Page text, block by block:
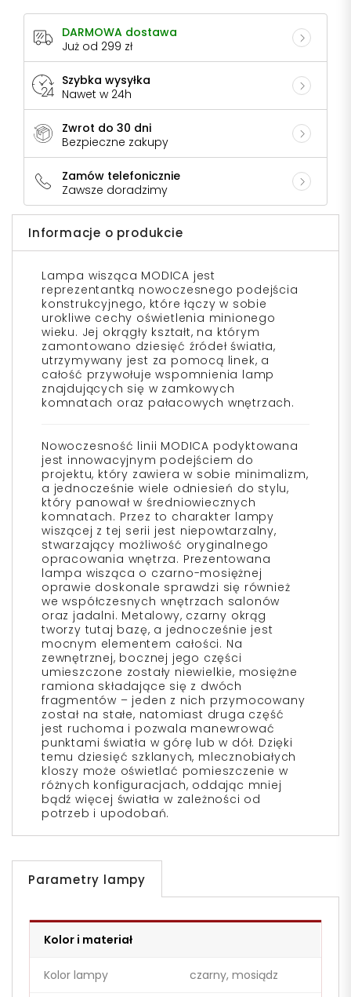
DARMOWA dostawa
Już od 299 zł
Szybka wysyłka
Nawet w 24h
Zwrot do 30 dni
Bezpieczne zakupy
Zamów telefonicznie
Zawsze doradzimy
Informacje o produkcie
Lampa wisząca MODICA jest
reprezentantką nowoczesnego podejścia
konstrukcyjnego, które łączy w sobie
urokliwe cechy oświetlenia minionego
wieku. Jej okrągły kształt, na którym
zamontowano dziesięć źródeł światła,
utrzymywany jest za pomocą linek, a
całość przywołuje wspomnienia lamp
znajdujących się w zamkowych
komnatach oraz pałacowych wnętrzach.
Nowoczesność linii MODICA podyktowana
jest innowacyjnym podejściem do
projektu, który zawiera w sobie minimalizm,
a jednocześnie wiele odniesień do stylu,
który panował w średniowiecznych
komnatach. Przez to charakter lampy
wiszącej z tej serii jest niepowtarzalny,
stwarzający możliwość oryginalnego
opracowania wnętrza. Prezentowana
lampa wisząca o czarno-mosiężnej
oprawie doskonale sprawdzi się również
we współczesnych wnętrzach salonów
oraz jadalni. Metalowy, czarny okrąg
tworzy tutaj bazę, a jednocześnie jest
mocnym elementem całości. Na
zewnętrznej, bocznej jego części
umieszczone zostały niewielkie, mosiężne
ramiona składające się z dwóch
fragmentów – jeden z nich przymocowany
został na stałe, natomiast druga część
jest ruchoma i pozwala manewrować
punktami światła w górę lub w dół. Dzięki
temu dziesięć szklanych, mlecznobiałych
kloszy może oświetlać pomieszczenie w
różnych konfiguracjach, oddając mniej
bądź więcej światła w zależności od
potrzeb i upodobań.
Parametry lampy
Kolor i materiał
Kolor lampy czarny, mosiądz